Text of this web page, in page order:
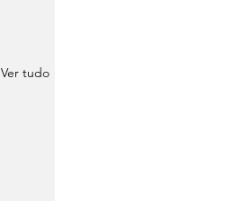
Ver tudo